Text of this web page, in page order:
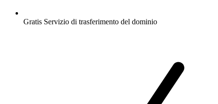
Gratis Servizio di trasferimento del dominio